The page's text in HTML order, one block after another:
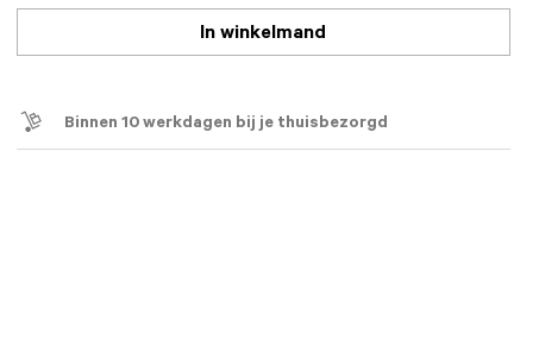
In winkelmand
Binnen 10 werkdagen bij je thuisbezorgd